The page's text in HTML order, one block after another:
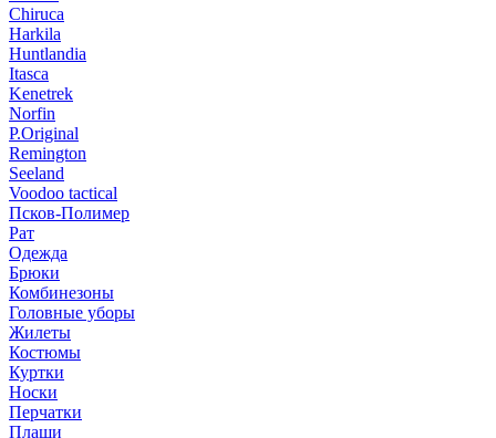
Chiruсa
Harkila
Huntlandia
Itasca
Kenetrek
Norfin
P.Original
Remington
Seeland
Voodoo tactical
Псков-Полимер
Рат
Одежда
Брюки
Комбинезоны
Головные уборы
Жилеты
Костюмы
Куртки
Носки
Перчатки
Плащи